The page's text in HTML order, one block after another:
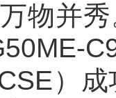
并秀
）